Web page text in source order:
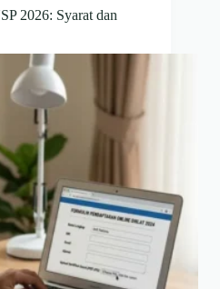
2026: Syarat dan